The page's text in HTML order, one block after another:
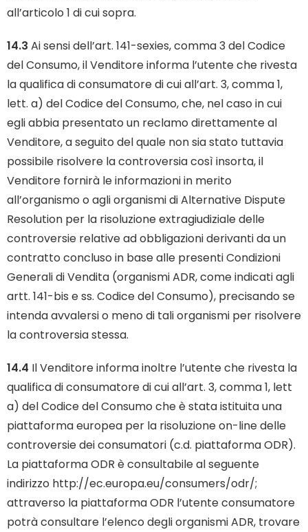
all’articolo 1 di cui sopra.
14.3 Ai sensi dell’art. 141-sexies, comma 3 del Codice
del Consumo, il Venditore informa l’utente che rivesta
la qualifica di consumatore di cui all’art. 3, comma 1,
lett. a) del Codice del Consumo, che, nel caso in cui
egli abbia presentato un reclamo direttamente al
Venditore, a seguito del quale non sia stato tuttavia
possibile risolvere la controversia così insorta, il
Venditore fornirà le informazioni in merito
all’organismo o agli organismi di Alternative Dispute
Resolution per la risoluzione extragiudiziale delle
controversie relative ad obbligazioni derivanti da un
contratto concluso in base alle presenti Condizioni
Generali di Vendita (organismi ADR, come indicati agli
artt. 141-bis e ss. Codice del Consumo), precisando se
intenda avvalersi o meno di tali organismi per risolvere
la controversia stessa.
14.4 Il Venditore informa inoltre l’utente che rivesta la
qualifica di consumatore di cui all’art. 3, comma 1, lett
a) del Codice del Consumo che è stata istituita una
piattaforma europea per la risoluzione on-line delle
controversie dei consumatori (c.d. piattaforma ODR).
La piattaforma ODR è consultabile al seguente
indirizzo http://ec.europa.eu/consumers/odr/;
attraverso la piattaforma ODR l’utente consumatore
potrà consultare l’elenco degli organismi ADR, trovare